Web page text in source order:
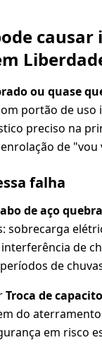
ou quase
portão de uso
preciso na
de
falha
de aço
sobrecarga
de
de
Troca de
do
em risco